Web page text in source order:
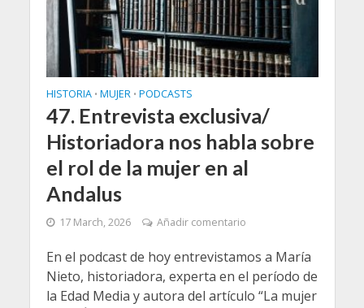
HISTORIA • MUJER • PODCASTS
47. Entrevista exclusiva/
Historiadora nos habla sobre
el rol de la mujer en al
Andalus
17 March, 2026 Añadir comentario
En el podcast de hoy entrevistamos a María
Nieto, historiadora, experta en el período de
la Edad Media y autora del artículo “La mujer